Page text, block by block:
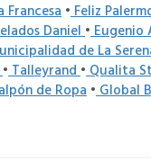
Francesa •Feliz
Daniel•Eugenio
de La
•Talleyrand•Qualita
de Ropa •Global